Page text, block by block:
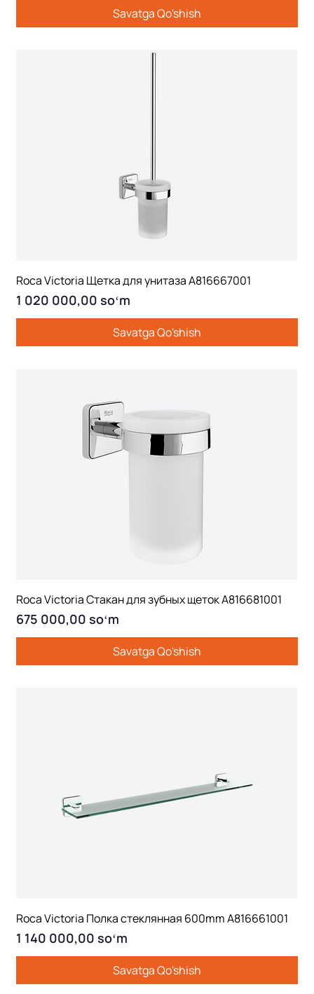
Savatga Qo'shish
Roca Victoria Щетка для унитаза A816667001
Price
1 020 000,00 soʻm
Savatga Qo'shish
Roca Victoria Стакан для зубных щеток A816681001
Price
675 000,00 soʻm
Savatga Qo'shish
Roca Victoria Полка стеклянная 600mm A816661001
Price
1 140 000,00 soʻm
Savatga Qo'shish